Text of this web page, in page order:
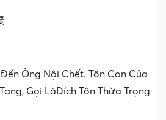
Ông Nội Chết. Tôn Con Của
Gọi LàĐích Tôn Thừa Trọng